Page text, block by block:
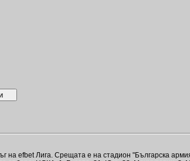
efbet Лига. Срещата е на стадион "Българска